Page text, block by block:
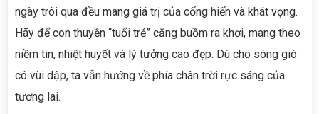
ngày trôi qua đều mang giá trị của cống hiến và khát vọng.
Hãy để con thuyền “tuổi trẻ” căng buồm ra khơi, mang theo
niềm tin, nhiệt huyết và lý tưởng cao đẹp. Dù cho sóng gió
có vùi dập, ta vẫn hướng về phía chân trời rực sáng của
tương lai.